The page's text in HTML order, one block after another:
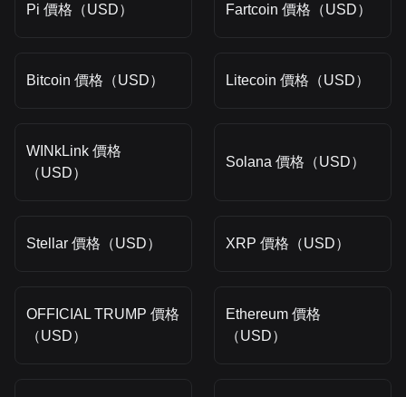
Pi 價格（USD） Fartcoin 價格（USD）
Bitcoin 價格（USD） Litecoin 價格（USD）
WINkLink 價格
（USD）
Solana 價格（USD）
Stellar 價格（USD） XRP 價格（USD）
OFFICIAL TRUMP 價格
（USD）
Ethereum 價格
（USD）